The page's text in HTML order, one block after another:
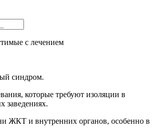
с лечением
синдром.
которые требуют изоляции в
заведениях.
ЖКТ и внутренних органов, особенно в